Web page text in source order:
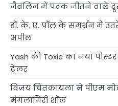
जैवलिन में पदक जीतने वाले
डॉ. के. ए. पॉल के समर्थन में उतरे
अपील
Yash की Toxic का नया
ट्रेलर
विजय चिंतकायला ने पीएम
मंगलागिरी शॉल